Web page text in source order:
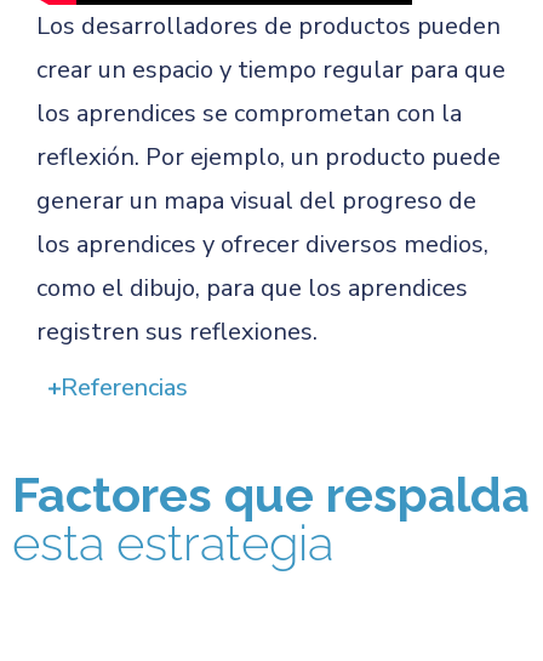
Los desarrolladores de productos pueden
crear un espacio y tiempo regular para que
los aprendices se comprometan con la
reflexión. Por ejemplo, un producto puede
generar un mapa visual del progreso de
los aprendices y ofrecer diversos medios,
como el dibujo, para que los aprendices
registren sus reflexiones.
Referencias
Factores que respalda
esta estrategia